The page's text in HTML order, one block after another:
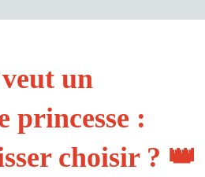
un
princesse :
choisir ? 👑